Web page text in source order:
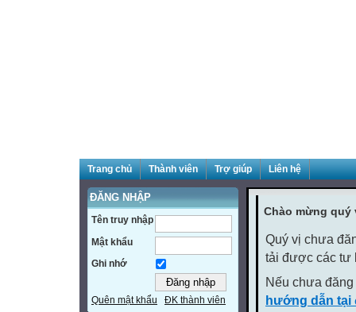
Trang chủ Thành viên Trợ giúp Liên hệ
ĐĂNG NHẬP
Tên truy nhập
Mật khẩu
Ghi nhớ
Quên mật khẩu ĐK thành viên
Chào mừng
Quý vị chưa
tải được các tư
Nếu chưa
hướng dẫn tại